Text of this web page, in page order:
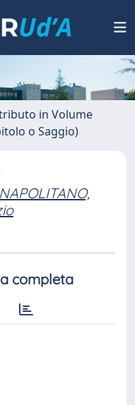
in Volume
o Saggio)
NAPOLITANO,
completa